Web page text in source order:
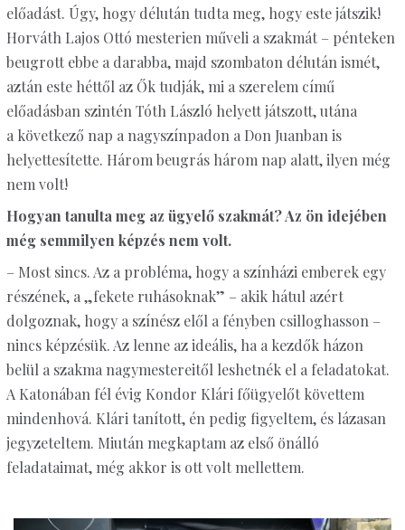
előadást. Úgy, hogy délután tudta meg, hogy este játszik!
Horváth Lajos Ottó mesterien műveli a szakmát – pénteken
beugrott ebbe a darabba, majd szombaton délután ismét,
aztán este héttől az Ők tudják, mi a szerelem című
előadásban szintén Tóth László helyett játszott, utána
a következő nap a nagyszínpadon a Don Juanban is
helyettesítette. Három beugrás három nap alatt, ilyen még
nem volt!
Hogyan tanulta meg az ügyelő szakmát? Az ön idejében
még semmilyen képzés nem volt.
– Most sincs. Az a probléma, hogy a színházi emberek egy
részének, a „fekete ruhásoknak” – akik hátul azért
dolgoznak, hogy a színész elől a fényben csilloghasson –
nincs képzésük. Az lenne az ideális, ha a kezdők házon
belül a szakma nagymestereitől leshetnék el a feladatokat.
A Katonában fél évig Kondor Klári főügyelőt követtem
mindenhová. Klári tanított, én pedig figyeltem, és lázasan
jegyzeteltem. Miután megkaptam az első önálló
feladataimat, még akkor is ott volt mellettem.